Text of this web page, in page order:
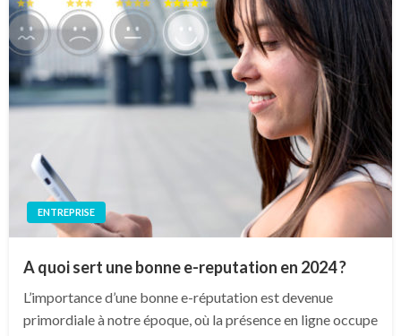
ENTREPRISE
A quoi sert une bonne e-reputation en 2024 ?
L’importance d’une bonne e-réputation est devenue
primordiale à notre époque, où la présence en ligne occupe